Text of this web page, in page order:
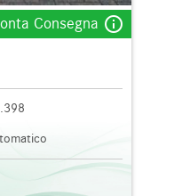
Consegna info_outline